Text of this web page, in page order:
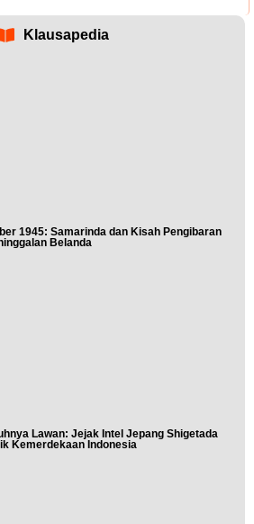
Klausapedia
1945: Samarinda dan Kisah Pengibaran
Belanda
Lawan: Jejak Intel Jepang Shigetada
Kemerdekaan Indonesia